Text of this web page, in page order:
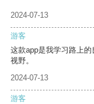
2024-07-13
游客
这款app是我学习路上
视野。
2024-07-13
游客